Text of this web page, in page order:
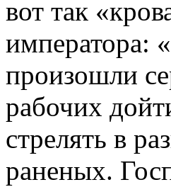
вот так
императора:
произошли
рабочих
стрелять в
раненых.